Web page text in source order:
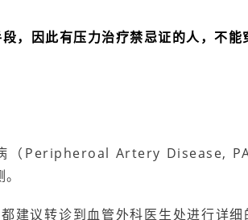
，因此有压力治疗禁忌证的人，不能
（Peripheroal Artery Disease,
建议转诊到血管外科医生处进行详